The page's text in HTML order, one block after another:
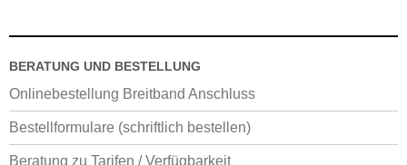
BERATUNG UND BESTELLUNG
Onlinebestellung Breitband Anschluss
Bestellformulare (schriftlich bestellen)
Beratung zu Tarifen / Verfügbarkeit